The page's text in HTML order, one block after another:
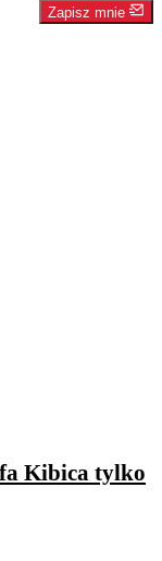
Zapisz mnie
Kibica tylko